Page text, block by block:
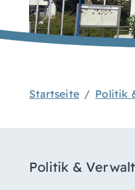
Startseite Politik
Politik &